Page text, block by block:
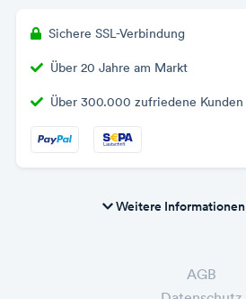
Sichere SSL-Verbindung
Über 20 Jahre am Markt
Über 300.000 zufriedene Kunden
Weitere
AGB